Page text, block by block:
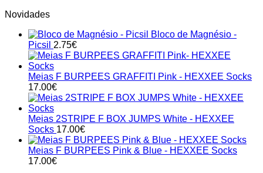
Novidades
Bloco de Magnésio -
Picsil 2.75€
Meias F BURPEES GRAFFITI Pink - HEXXEE Socks
17.00€
Meias 2STRIPE F BOX JUMPS White - HEXXEE
Socks 17.00€
Meias F BURPEES Pink & Blue - HEXXEE Socks
17.00€